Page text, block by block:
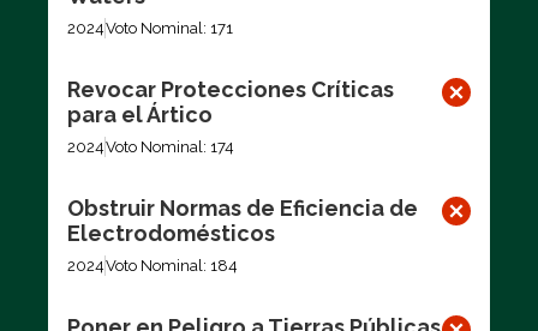
2024Voto Nominal: 171
Revocar Protecciones Críticas
para el Ártico
2024Voto Nominal: 174
Obstruir Normas de Eficiencia de
Electrodomésticos
2024Voto Nominal: 184